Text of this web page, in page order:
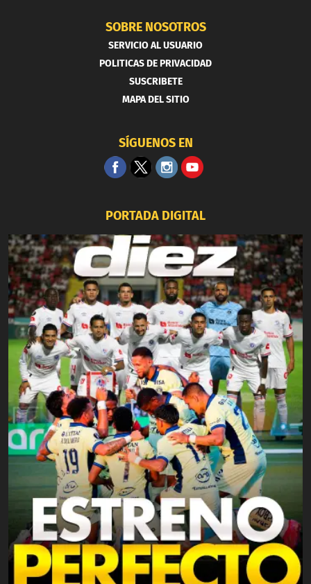
SOBRE NOSOTROS
SERVICIO AL USUARIO
POLITICAS DE PRIVACIDAD
SUSCRIBETE
MAPA DEL SITIO
SÍGUENOS EN
PORTADA DIGITAL